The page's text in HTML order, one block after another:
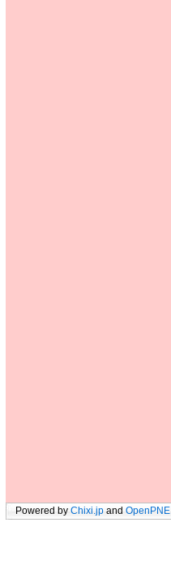
Powered by Chixi.jp and OpenPNE